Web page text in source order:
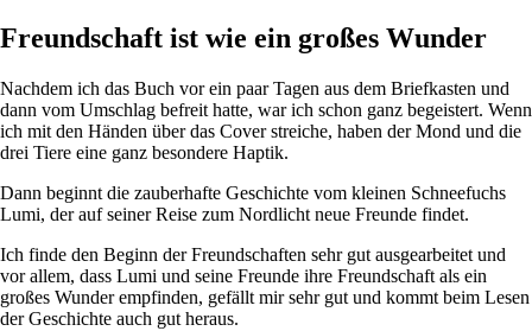
Freundschaft ist wie ein großes Wunder
Nachdem ich das Buch vor ein paar Tagen aus dem Briefkasten und
dann vom Umschlag befreit hatte, war ich schon ganz begeistert. Wenn
ich mit den Händen über das Cover streiche, haben der Mond und die
drei Tiere eine ganz besondere Haptik.
Dann beginnt die zauberhafte Geschichte vom kleinen Schneefuchs
Lumi, der auf seiner Reise zum Nordlicht neue Freunde findet.
Ich finde den Beginn der Freundschaften sehr gut ausgearbeitet und
vor allem, dass Lumi und seine Freunde ihre Freundschaft als ein
großes Wunder empfinden, gefällt mir sehr gut und kommt beim Lesen
der Geschichte auch gut heraus.